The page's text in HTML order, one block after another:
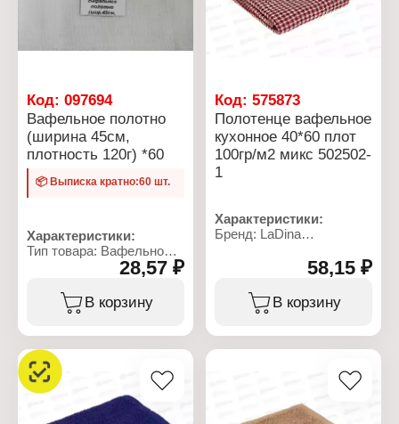
Код: 097694
Вафельное полотно
(ширина 45см,
плотность 120г) *60
📦 Выписка кратно:60 шт.
Характеристики:
Тип товара: Вафельное
Длина: 60 м
Плотность: 120 г/кв.м
28,57 ₽
В корзину
Код:575873
Полотенце вафельное
кухонное 40*60 плот
100гр/м2 микс 502502-
1
Характеристики:
Бренд: LaDina
Тип товара: Полотенце
Вид: вафельное
Назначение: кухонное
Материал: хлопок
Плотность: 100 г/кв.м
58,15 ₽
В корзину